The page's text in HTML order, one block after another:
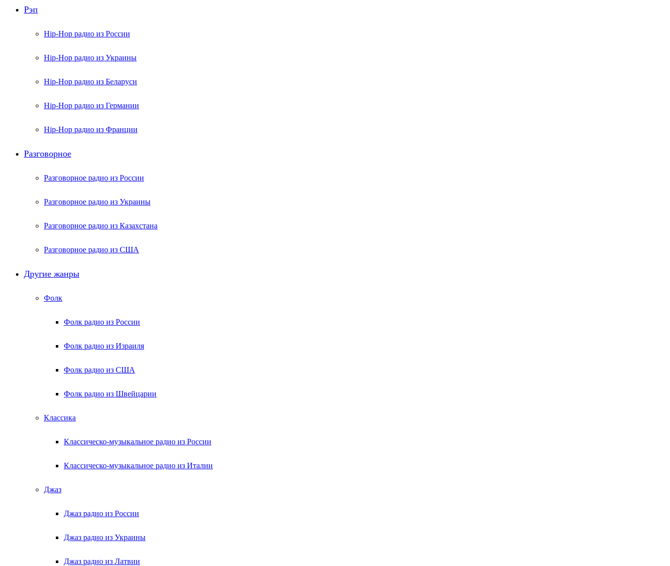
Рэп
Hip-Hop радио из России
Hip-Hop радио из Украины
Hip-Hop радио из Беларуси
Hip-Hop радио из Германии
Hip-Hop радио из Франции
Разговорное
Разговорное радио из России
Разговорное радио из Украины
Разговорное радио из Казахстана
Разговорное радио из США
Другие жанры
Фолк
Фолк радио из России
Фолк радио из Израиля
Фолк радио из США
Фолк радио из Швейцарии
Классика
Классическо-музыкальное радио из России
Классическо-музыкальное радио из Италии
Джаз
Джаз радио из России
Джаз радио из Украины
Джаз радио из Латвии